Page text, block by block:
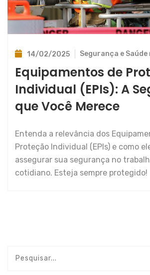
14/02/2025 Segurança e
Equipamentos de
Individual (EPIs): A
que Você Merece
Entenda a relevância dos
Proteção Individual (EPIs) e como
assegurar sua segurança no
cotidiano. Esteja sempre protegido!